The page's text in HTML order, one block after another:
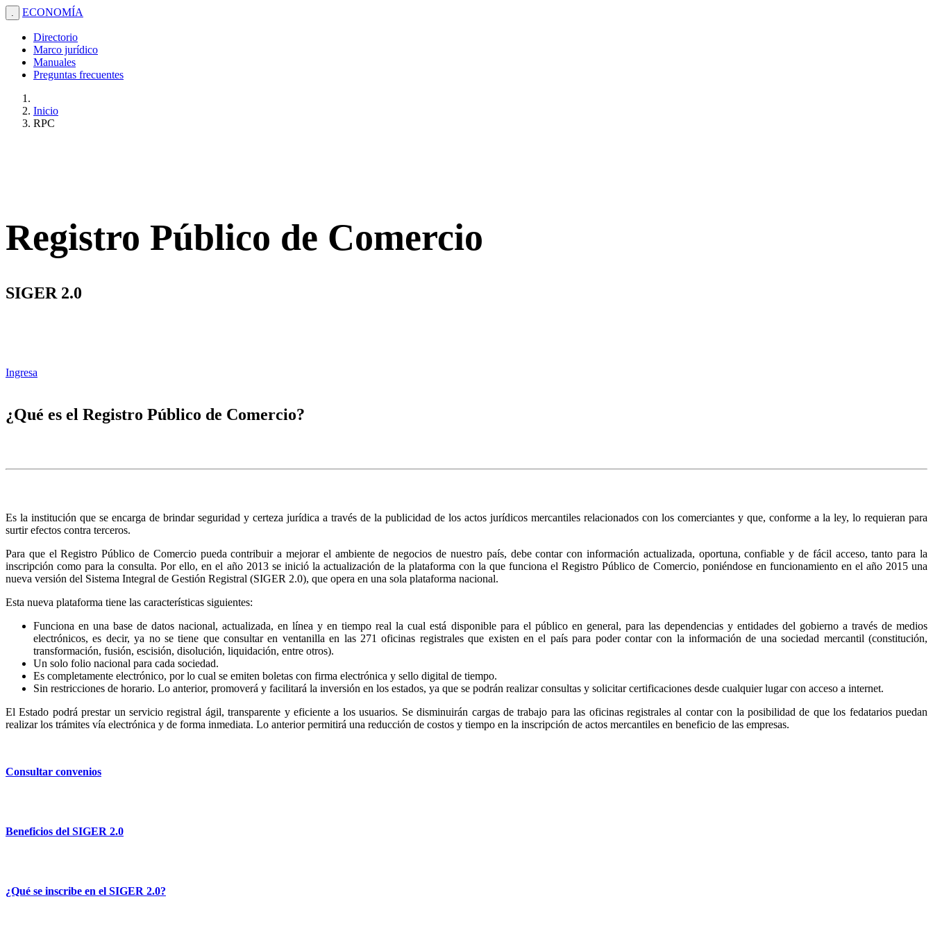
. ECONOMÍA
Directorio
Marco jurídico
Manuales
Preguntas frecuentes
Inicio
RPC
Registro Público de Comercio
SIGER 2.0
Ingresa
¿Qué es el Registro Público de Comercio?
Es la institución que se encarga de brindar seguridad y certeza jurídica a través de la publicidad de los actos jurídicos mercantiles relacionados con los comerciantes y que, conforme a la ley, lo requieran para
surtir efectos contra terceros.
Para que el Registro Público de Comercio pueda contribuir a mejorar el ambiente de negocios de nuestro país, debe contar con información actualizada, oportuna, confiable y de fácil acceso, tanto para la
inscripción como para la consulta. Por ello, en el año 2013 se inició la actualización de la plataforma con la que funciona el Registro Público de Comercio, poniéndose en funcionamiento en el año 2015 una
nueva versión del Sistema Integral de Gestión Registral (SIGER 2.0), que opera en una sola plataforma nacional.
Esta nueva plataforma tiene las características siguientes:
Funciona en una base de datos nacional, actualizada, en línea y en tiempo real la cual está disponible para el público en general, para las dependencias y entidades del gobierno a través de medios
electrónicos, es decir, ya no se tiene que consultar en ventanilla en las 271 oficinas registrales que existen en el país para poder contar con la información de una sociedad mercantil (constitución,
transformación, fusión, escisión, disolución, liquidación, entre otros).
Un solo folio nacional para cada sociedad.
Es completamente electrónico, por lo cual se emiten boletas con firma electrónica y sello digital de tiempo.
Sin restricciones de horario. Lo anterior, promoverá y facilitará la inversión en los estados, ya que se podrán realizar consultas y solicitar certificaciones desde cualquier lugar con acceso a internet.
El Estado podrá prestar un servicio registral ágil, transparente y eficiente a los usuarios. Se disminuirán cargas de trabajo para las oficinas registrales al contar con la posibilidad de que los fedatarios puedan
realizar los trámites vía electrónica y de forma inmediata. Lo anterior permitirá una reducción de costos y tiempo en la inscripción de actos mercantiles en beneficio de las empresas.
Consultar convenios
Beneficios del SIGER 2.0
¿Qué se inscribe en el SIGER 2.0?